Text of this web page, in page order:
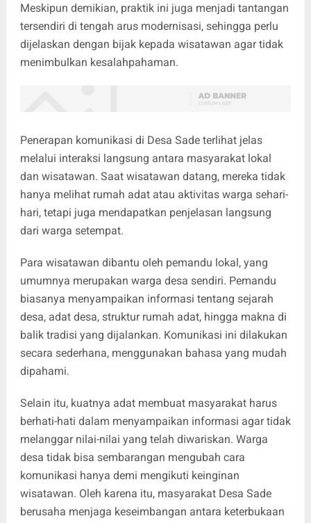
Meskipun demikian, praktik ini juga menjadi tantangan
tersendiri di tengah arus modernisasi, sehingga perlu
dijelaskan dengan bijak kepada wisatawan agar tidak
menimbulkan kesalahpahaman.
Penerapan komunikasi di Desa Sade terlihat jelas
melalui interaksi langsung antara masyarakat lokal
dan wisatawan. Saat wisatawan datang, mereka tidak
hanya melihat rumah adat atau aktivitas warga sehari-
hari, tetapi juga mendapatkan penjelasan langsung
dari warga setempat.
Para wisatawan dibantu oleh pemandu lokal, yang
umumnya merupakan warga desa sendiri. Pemandu
biasanya menyampaikan informasi tentang sejarah
desa, adat desa, struktur rumah adat, hingga makna di
balik tradisi yang dijalankan. Komunikasi ini dilakukan
secara sederhana, menggunakan bahasa yang mudah
dipahami.
Selain itu, kuatnya adat membuat masyarakat harus
berhati-hati dalam menyampaikan informasi agar tidak
melanggar nilai-nilai yang telah diwariskan. Warga
desa tidak bisa sembarangan mengubah cara
komunikasi hanya demi mengikuti keinginan
wisatawan. Oleh karena itu, masyarakat Desa Sade
berusaha menjaga keseimbangan antara keterbukaan